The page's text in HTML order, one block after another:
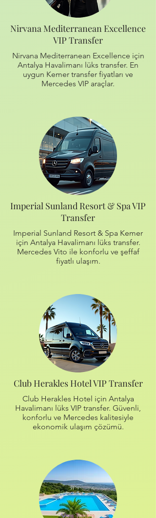
Nirvana Mediterranean Excellence
VIP Transfer
Nirvana Mediterranean Excellence için
Antalya Havalimanı lüks transfer. En
uygun Kemer transfer fiyatları ve
Mercedes VIP araçlar.
Imperial Sunland Resort & Spa VIP
Transfer
Imperial Sunland Resort & Spa Kemer
için Antalya Havalimanı lüks transfer.
Mercedes Vito ile konforlu ve şeffaf
fiyatlı ulaşım.
Club Herakles Hotel VIP Transfer
Club Herakles Hotel için Antalya
Havalimanı lüks VIP transfer. Güvenli,
konforlu ve Mercedes kalitesiyle
ekonomik ulaşım çözümü.